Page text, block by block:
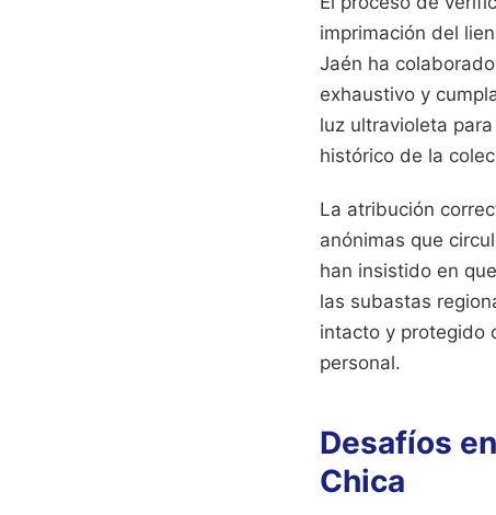
imprimación del
Jaén ha
exhaustivo y
luz ultravioleta
histórico de la
La atribución
anónimas que
han insistido en
las subastas
intacto y protegido
personal.
Desafíos
Chica